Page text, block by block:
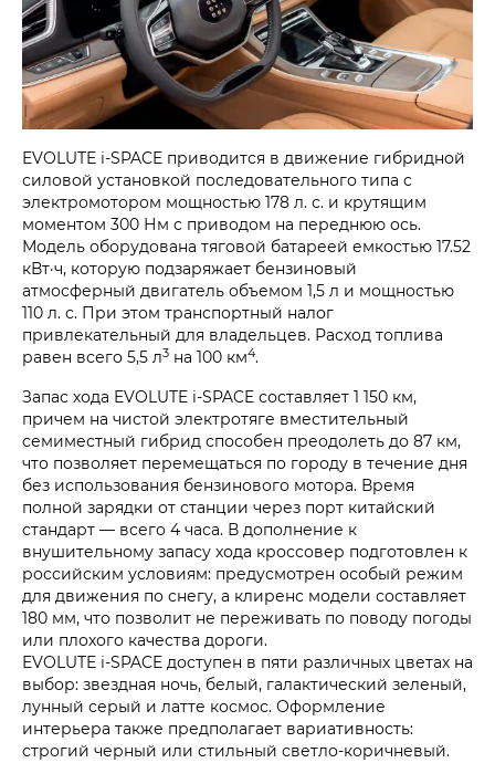
EVOLUTE i‑SPACE приводится в движение гибридной
силовой установкой последовательного типа с
электромотором мощностью 178 л. с. и крутящим
моментом 300 Нм с приводом на переднюю ось.
Модель оборудована тяговой батареей емкостью 17.52
кВт·ч, которую подзаряжает бензиновый
атмосферный двигатель объемом 1,5 л и мощностью
110 л. с. При этом транспортный налог
привлекательный для владельцев. Расход топлива
равен всего 5,5 л3 на 100 км4.
Запас хода EVOLUTE i‑SPACE составляет 1 150 км,
причем на чистой электротяге вместительный
семиместный гибрид способен преодолеть до 87 км,
что позволяет перемещаться по городу в течение дня
без использования бензинового мотора. Время
полной зарядки от станции через порт китайский
стандарт — всего 4 часа. В дополнение к
внушительному запасу хода кроссовер подготовлен к
российским условиям: предусмотрен особый режим
для движения по снегу, а клиренс модели составляет
180 мм, что позволит не переживать по поводу погоды
или плохого качества дороги.
EVOLUTE i‑SPACE доступен в пяти различных цветах на
выбор: звездная ночь, белый, галактический зеленый,
лунный серый и латте космос. Оформление
интерьера также предполагает вариативность:
строгий черный или стильный светло-коричневый.